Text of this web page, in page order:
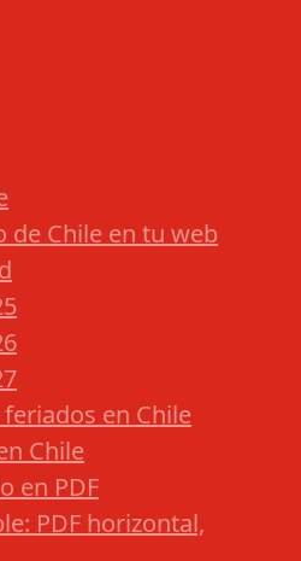
de Chile en tu web
en Chile
Chile
en PDF
PDF horizontal,